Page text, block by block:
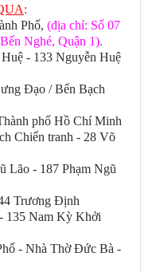
:
Phố, (địa chỉ: Số 07
Nghé, Quận 1).
- 133 Nguyễn Huệ
Đạo / Bến Bạch
phố Hồ Chí Minh
Chiến tranh - 28 Võ
Lão - 187 Phạm Ngũ
Trương Định
135 Nam Kỳ Khởi
- Nhà Thờ Đức Bà -